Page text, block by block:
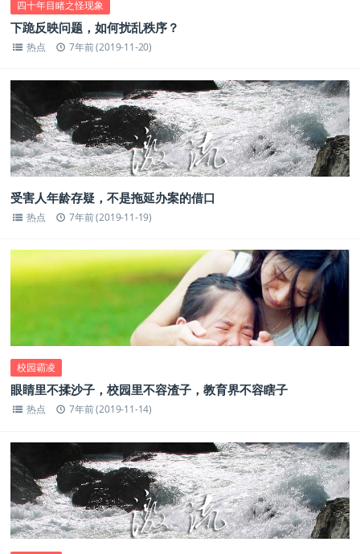
四十年目睹之怪现象
下跪反映问题，如何扰乱秩序？
热点 7年前 (2019-11-20)
受害人年龄存疑，不是拖延办案的借口
热点 7年前 (2019-11-19)
校园霸凌
眼睛里不揉沙子，校园里不容渣子，教育界不容瞎子
热点 7年前 (2019-11-14)